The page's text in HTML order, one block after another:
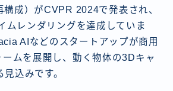
構成）がCVPR 2024で発表され、
ムレンダリングを達成していま
AIなどのスタートアップが商用
ムを展開し、動く物体の3Dキャ
込みです。